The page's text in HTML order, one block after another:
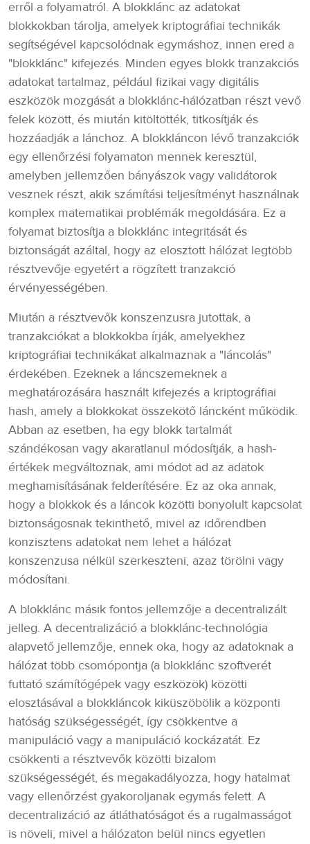
erről a folyamatról. A blokklánc az adatokat
blokkokban tárolja, amelyek kriptográfiai technikák
segítségével kapcsolódnak egymáshoz, innen ered a
"blokklánc" kifejezés. Minden egyes blokk tranzakciós
adatokat tartalmaz, például fizikai vagy digitális
eszközök mozgását a blokklánc-hálózatban részt vevő
felek között, és miután kitöltötték, titkosítják és
hozzáadják a lánchoz. A blokkláncon lévő tranzakciók
egy ellenőrzési folyamaton mennek keresztül,
amelyben jellemzően bányászok vagy validátorok
vesznek részt, akik számítási teljesítményt használnak
komplex matematikai problémák megoldására. Ez a
folyamat biztosítja a blokklánc integritását és
biztonságát azáltal, hogy az elosztott hálózat legtöbb
résztvevője egyetért a rögzített tranzakció
érvényességében.
Miután a résztvevők konszenzusra jutottak, a
tranzakciókat a blokkokba írják, amelyekhez
kriptográfiai technikákat alkalmaznak a "láncolás"
érdekében. Ezeknek a láncszemeknek a
meghatározására használt kifejezés a kriptográfiai
hash, amely a blokkokat összekötő láncként működik.
Abban az esetben, ha egy blokk tartalmát
szándékosan vagy akaratlanul módosítják, a hash-
értékek megváltoznak, ami módot ad az adatok
meghamisításának felderítésére. Ez az oka annak,
hogy a blokkok és a láncok közötti bonyolult kapcsolat
biztonságosnak tekinthető, mivel az időrendben
konzisztens adatokat nem lehet a hálózat
konszenzusa nélkül szerkeszteni, azaz törölni vagy
módosítani.
A blokklánc másik fontos jellemzője a decentralizált
jelleg. A decentralizáció a blokklánc-technológia
alapvető jellemzője, ennek oka, hogy az adatoknak a
hálózat több csomópontja (a blokklánc szoftverét
futtató számítógépek vagy eszközök) közötti
elosztásával a blokkláncok kiküszöbölik a központi
hatóság szükségességét, így csökkentve a
manipuláció vagy a manipuláció kockázatát. Ez
csökkenti a résztvevők közötti bizalom
szükségességét, és megakadályozza, hogy hatalmat
vagy ellenőrzést gyakoroljanak egymás felett. A
decentralizáció az átláthatóságot és a rugalmasságot
is növeli, mivel a hálózaton belül nincs egyetlen